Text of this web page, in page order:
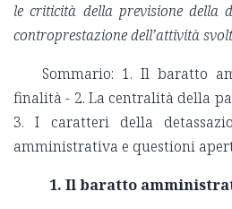
le criticità della previsione della
controprestazione dell’attività
Sommario: 1. Il baratto
finalità - 2. La centralità della
3. I caratteri della
amministrativa e questioni
1. Il baratto